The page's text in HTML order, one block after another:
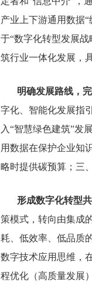
产业上下游通用数据
于“数字化转型发展
筑行业一体化发展，
明确发展路线，
字化、智能化发展指
入“智慧绿色建筑”发
用数据在保护企业知
略时提供碳预算；三
形成数字化转型
策模式，转向由集成
耗、低效率、低品质
数字技术应用思维，
程优化（高质量发展